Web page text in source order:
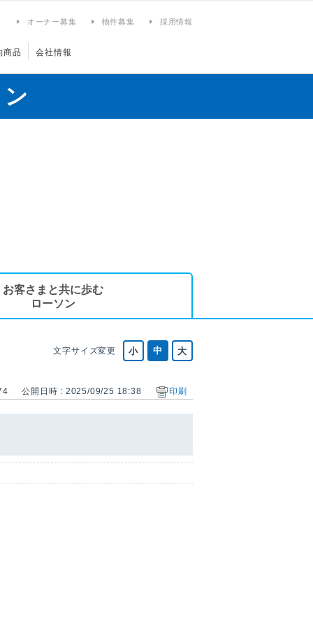
オーナー募集 物件募集 採用情報
商品 会社情報
お客さまと共に歩む
ローソン
文字サイズ変更
公開日時 : 2025/09/25 18:38 印刷